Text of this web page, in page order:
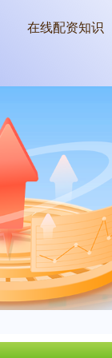
在线配资知识